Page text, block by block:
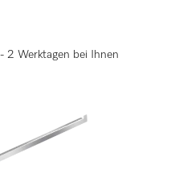
2 Werktagen bei Ihnen